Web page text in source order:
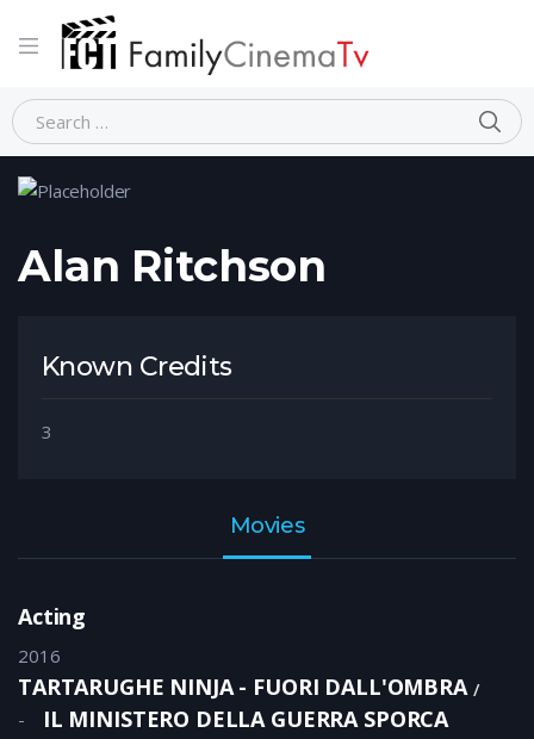
Home Person Alan Ritchson
Alan Ritchson
Known Credits
3
Movies
Acting
2016
TARTARUGHE NINJA - FUORI DALL'OMBRA
- IL MINISTERO DELLA GUERRA SPORCA